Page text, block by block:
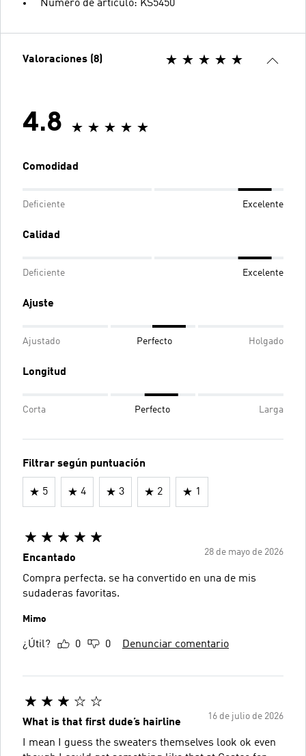
Número de artículo: KS5450
Valoraciones (8)
4.8
Comodidad
Deficiente Excelente
Calidad
Deficiente Excelente
Ajuste
Ajustado Perfecto Holgado
Longitud
Corta Perfecto Larga
Filtrar según puntuación
5 4 3 2 1
28 de mayo de 2026
Encantado
Compra perfecta. se ha convertido en una de mis
sudaderas favoritas.
Mimo
¿Útil? 0 0 Denunciar comentario
16 de julio de 2026
What is that first dude’s hairline
I mean I guess the sweaters themselves look ok even